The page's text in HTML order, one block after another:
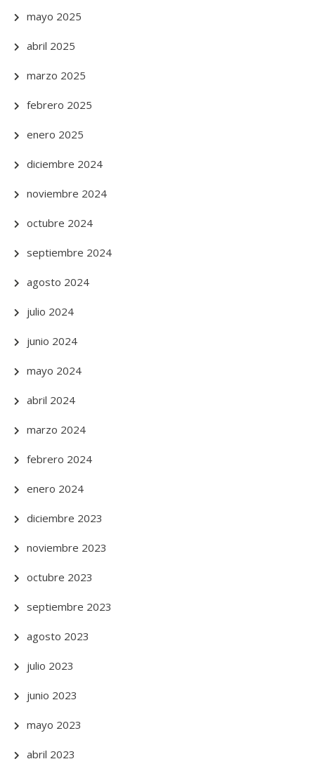
mayo 2025
abril 2025
marzo 2025
febrero 2025
enero 2025
diciembre 2024
noviembre 2024
octubre 2024
septiembre 2024
agosto 2024
julio 2024
junio 2024
mayo 2024
abril 2024
marzo 2024
febrero 2024
enero 2024
diciembre 2023
noviembre 2023
octubre 2023
septiembre 2023
agosto 2023
julio 2023
junio 2023
mayo 2023
abril 2023